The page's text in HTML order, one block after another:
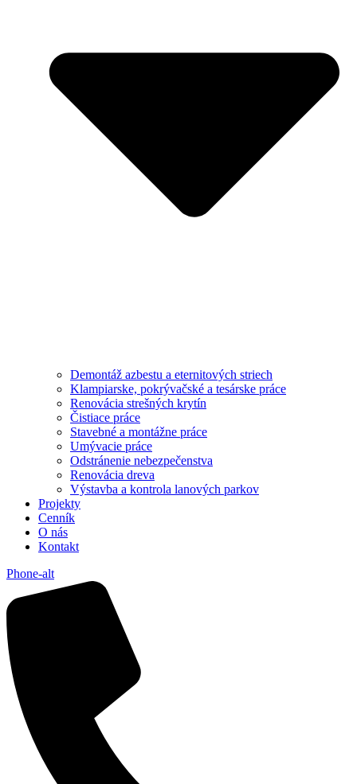
Demontáž azbestu a eternitových striech
Klampiarske, pokrývačské a tesárske práce
Renovácia strešných krytín
Čistiace práce
Stavebné a montážne práce
Umývacie práce
Odstránenie nebezpečenstva
Renovácia dreva
Výstavba a kontrola lanových parkov
Projekty
Cenník
O nás
Kontakt
Phone-alt